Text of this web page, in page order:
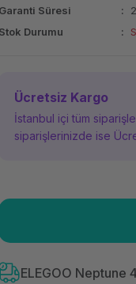
Garanti Süresi
Stok Durumu
Ücretsiz Kargo
İstanbul içi tüm
siparişlerinizde ise
Kolay iade imkanı
ELEGOO Neptune